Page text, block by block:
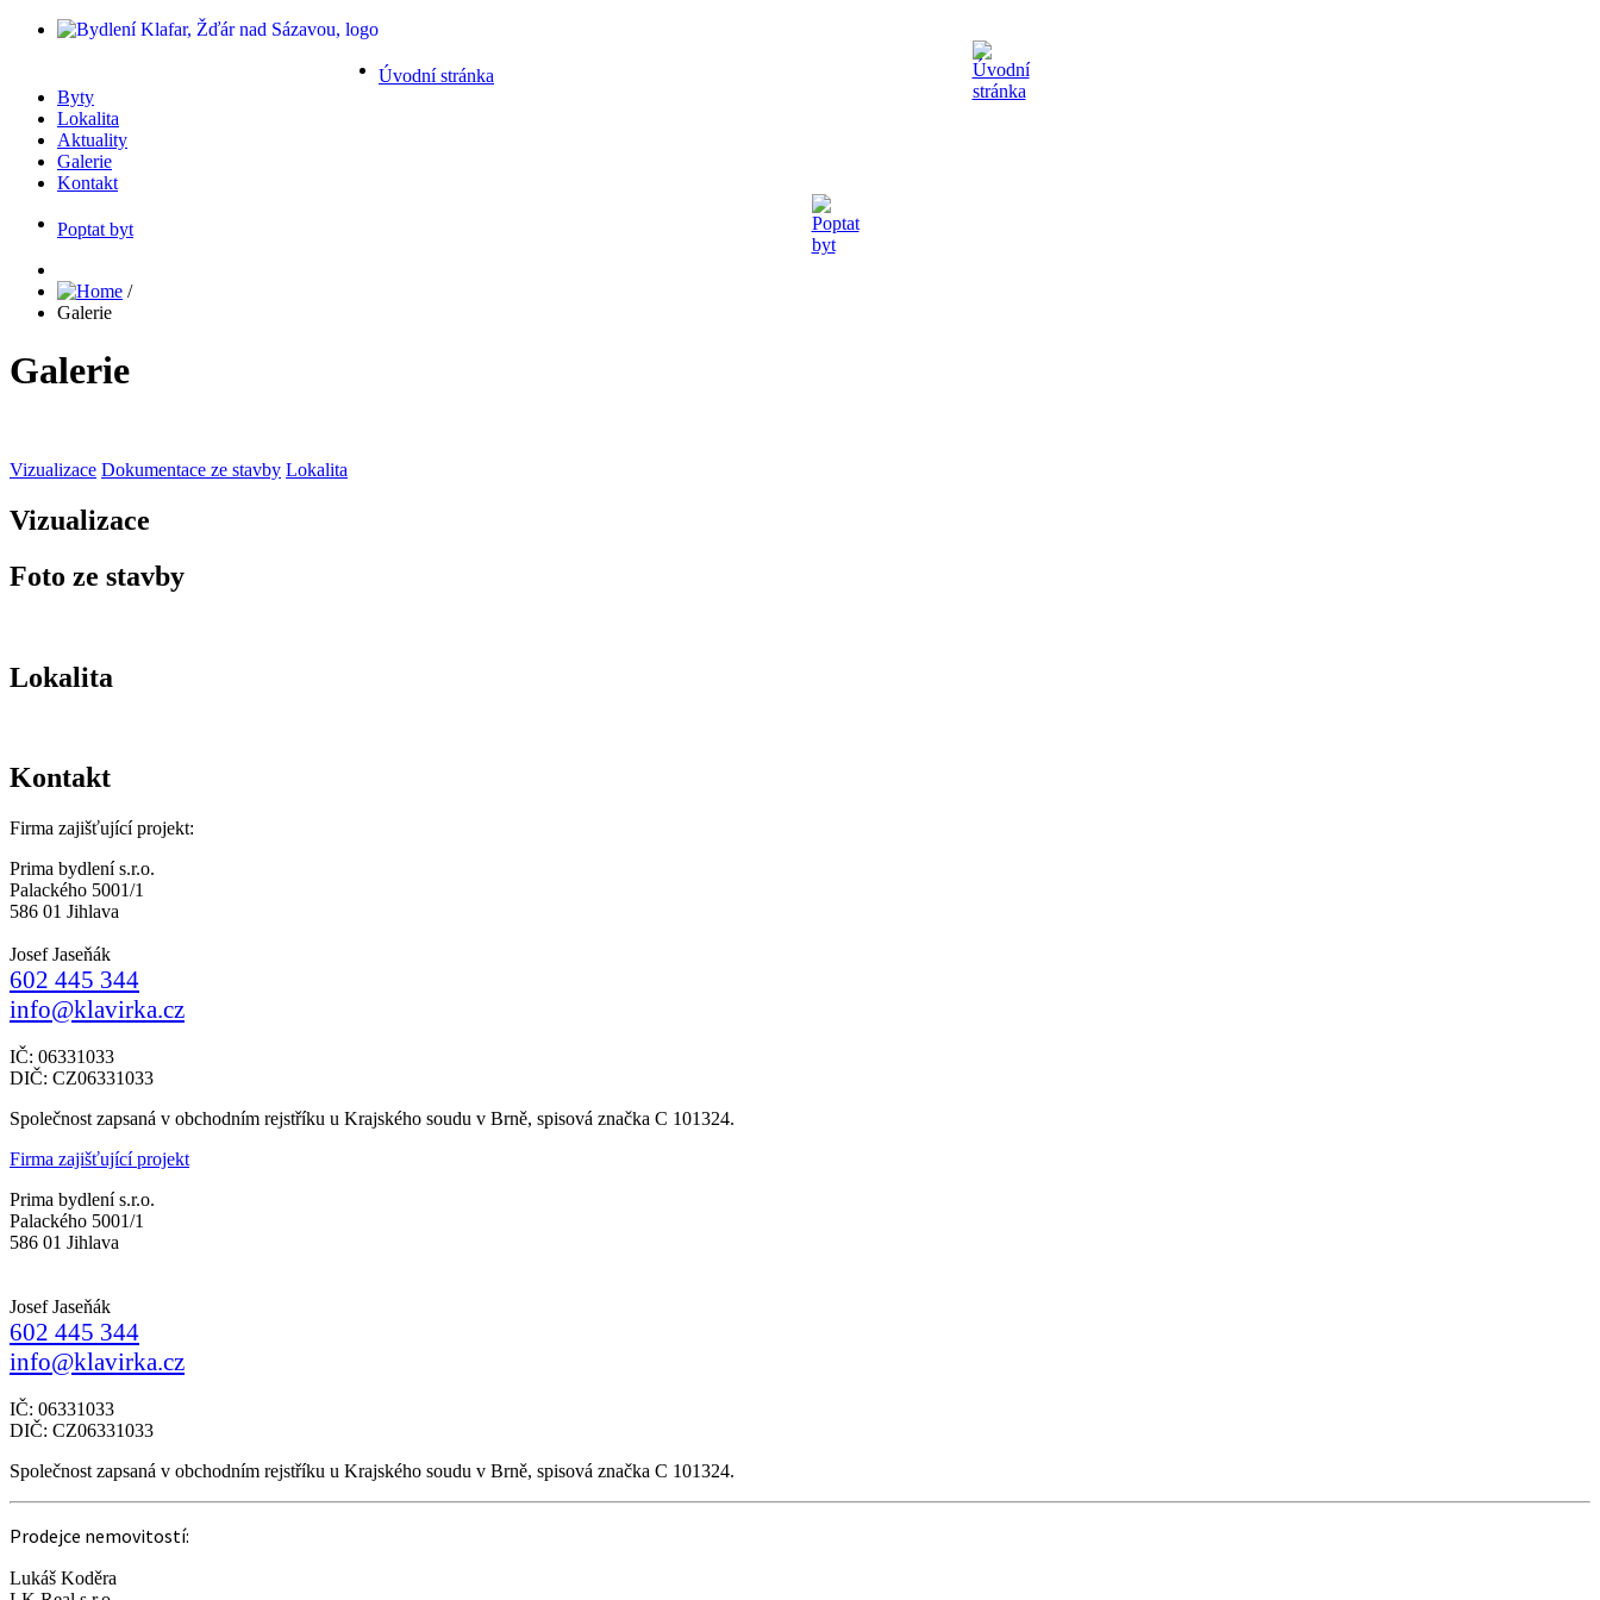
Úvodní stránka
Byty
Lokalita
Aktuality
Galerie
Kontakt
Poptat byt
/
Galerie
Galerie
Vizualizace Dokumentace ze stavby Lokalita
Vizualizace
Foto ze stavby
Lokalita
Kontakt
Firma zajišťující projekt:
Prima bydlení s.r.o.
Palackého 5001/1
586 01 Jihlava
Josef Jaseňák
602 445 344
info@klavirka.cz
IČ: 06331033
DIČ: CZ06331033
Společnost zapsaná v obchodním rejstříku u Krajského soudu v Brně, spisová značka C 101324.
Firma zajišťující projekt
Prima bydlení s.r.o.
Palackého 5001/1
586 01 Jihlava
Josef Jaseňák
602 445 344
info@klavirka.cz
IČ: 06331033
DIČ: CZ06331033
Společnost zapsaná v obchodním rejstříku u Krajského soudu v Brně, spisová značka C 101324.
Prodejce nemovitostí:
Lukáš Koděra